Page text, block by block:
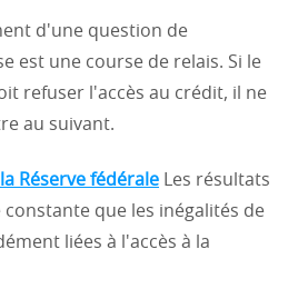
d'une question de
est une course de relais. Si le
refuser l'accès au crédit, il ne
au suivant.
Réserve fédérale Les résultats
que les inégalités de
liées à l'accès à la